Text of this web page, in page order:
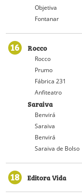
Objetiva
Fontanar
16 Rocco
Rocco
Prumo
Fábrica 231
Anfiteatro
Saraiva
Benvirá
Saraiva
Benvirá
Saraiva de Bolso
18 Editora Vida